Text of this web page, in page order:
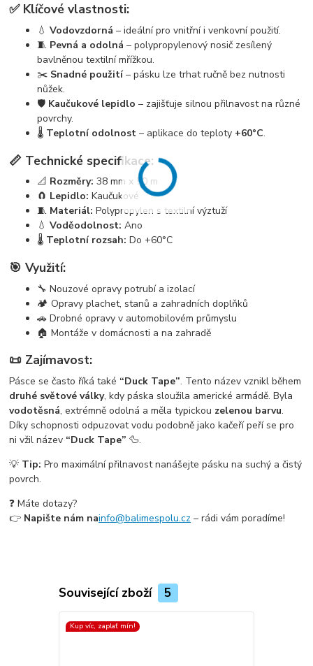
✅ Klíčové vlastnosti:
💧Vodovzdorná – ideální pro vnitřní i venkovní použití.
🧵 Pevná a odolná – polypropylenový nosič zesílený
bavlněnou textilní mřížkou.
✂️ Snadné použití– pásku lze trhat ručně bez nutnosti
nůžek.
🛡️ Kaučukové lepidlo – zajišťuje silnou přilnavost na různé
povrchy.
🌡️ Teplotní odolnost – aplikace do teploty +60°C.
📏 Technické specifikace:
📐 Rozměry: 38 mm x 50 m
🧲 Lepidlo: Kaučukové
🧵 Materiál: Polypropylen s textilní výztuží
💧Voděodolnost: Ano
🌡️ Teplotní rozsah: Do +60°C
🎯 Využití:
🔧 Nouzové opravy potrubí a izolací
🏕️ Opravy plachet, stanů a zahradních doplňků
🚗 Drobné opravy v automobilovém průmyslu
🏠 Montáže v domácnosti a na zahradě
📜 Zajímavost:
Pásce se často říká také “Duck Tape”. Tento název vznikl během
druhé světové války, kdy páska sloužila americké armádě. Byla
vodotěsná, extrémně odolná a měla typickou zelenou barvu.
Díky schopnosti odpuzovat vodu podobně jako kačeří peří se pro
ni vžil název “Duck Tape” 🦆.
💡 Tip: Pro maximální přilnavost nanášejte pásku na suchý a čistý
povrch.
❓ Máte dotazy?
👉 Napište nám nainfo@balimespolu.cz – rádi vám poradíme!
Související zboží 5
Kup víc, zaplať mín!